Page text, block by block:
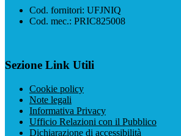
Cod. fornitori: UFJNIQ
Cod. mec.: PRIC825008
Sezione Link Utili
Cookie policy
Note legali
Informativa Privacy
Ufficio Relazioni con il Pubblico
Dichiarazione di accessibilità